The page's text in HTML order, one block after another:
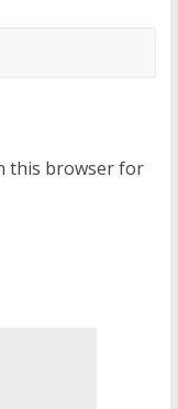
this browser for